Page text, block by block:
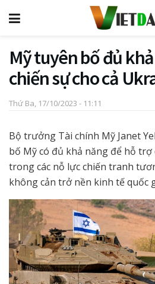
Mỹ tuyên bố đủ
chiến sự cho cả
Thứ Ba, 17/10/2023 - 11:11
Bộ trưởng Tài chính Mỹ Janet
bố Mỹ có đủ khả năng để hỗ trợ
trong các nỗ lực chiến tranh
không cản trở nền kinh tế quốc